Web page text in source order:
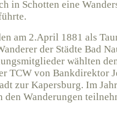
in Schotten eine
am 2.April 1881 als
der Städte Bad
wählten
TCW von Bankdirektor
zur Kapersburg. Im
den Wanderungen